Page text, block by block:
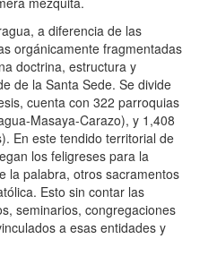
a diferencia de las
orgánicamente fragmentadas
doctrina, estructura y
de la Santa Sede. Se divide
cuenta con 322 parroquias
Masaya-Carazo), y 1,408
En este tendido territorial de
los feligreses para la
la palabra, otros sacramentos
Esto sin contar las
seminarios, congregaciones
a esas entidades y